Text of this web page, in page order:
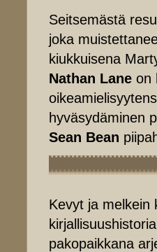
Seitsemästä
joka
kiukkuisena
Nathan Lane on
hyväsydäminen
Sean Bean
Kevyt ja melkein
pakopaikkana